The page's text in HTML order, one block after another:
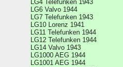
LG4 Telefunken 1943
LG6 Valvo 1944
LG7 Telefunken 1943
LG10 Lorenz 1941
LG11 Telefunken 1944
LG12 Telefunken 1944
LG14 Valvo 1943
LG1000 AEG 1944
LG1001 AEG 1944